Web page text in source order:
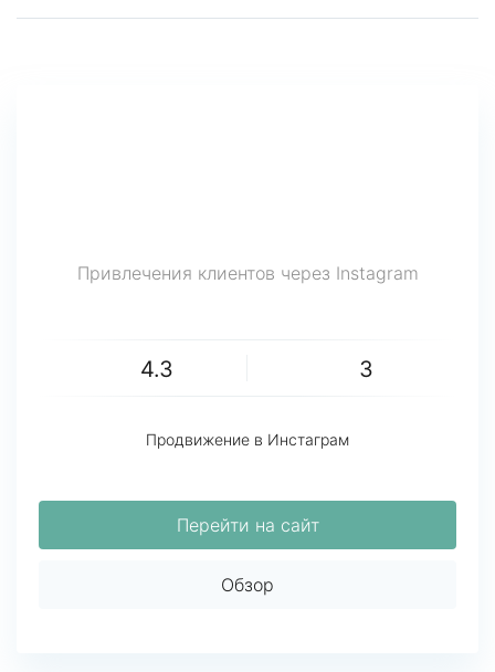
Привлечения клиентов через Instagram
4.3 3
Продвижение в Инстаграм
Перейти на сайт
Обзор